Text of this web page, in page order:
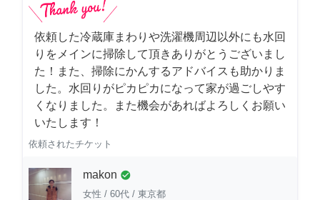
依頼した冷蔵庫まわりや洗濯機周辺以外にも水回
りをメインに掃除して頂きありがとうございまし
た！また、掃除にかんするアドバイスも助かりま
した。水回りがピカピカになって家が過ごしやす
くなりました。また機会があればよろしくお願い
いたします！
依頼されたチケット
makon check_circle
女性 / 60代 / 東京都